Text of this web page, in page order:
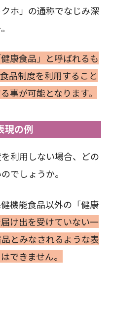
ホ」の通称でなじみ深
康食品」と呼ばれるも
品制度を利用すること
事が可能となります。
現の例
利用しない場合、どの
でしょうか。
機能食品以外の「健康
け出を受けていない一
とみなされるような表
できません。